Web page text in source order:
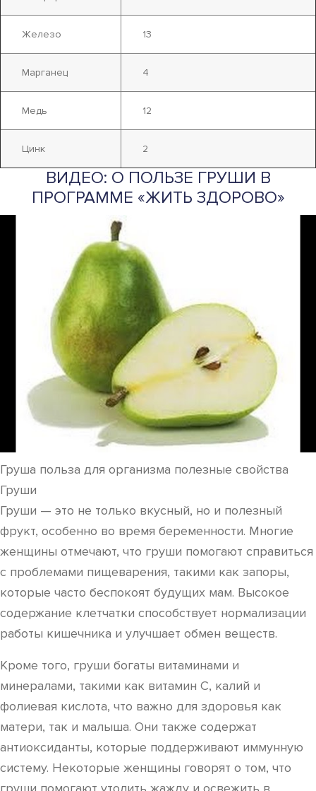
Железо 13
Марганец 4
Медь 12
Цинк 2
ВИДЕО: О ПОЛЬЗЕ ГРУШИ В
ПРОГРАММЕ «ЖИТЬ ЗДОРОВО»
Груша польза для организма полезные свойства
Груши
Груши — это не только вкусный, но и полезный
фрукт, особенно во время беременности. Многие
женщины отмечают, что груши помогают справиться
с проблемами пищеварения, такими как запоры,
которые часто беспокоят будущих мам. Высокое
содержание клетчатки способствует нормализации
работы кишечника и улучшает обмен веществ.
Кроме того, груши богаты витаминами и
минералами, такими как витамин C, калий и
фолиевая кислота, что важно для здоровья как
матери, так и малыша. Они также содержат
антиоксиданты, которые поддерживают иммунную
систему. Некоторые женщины говорят о том, что